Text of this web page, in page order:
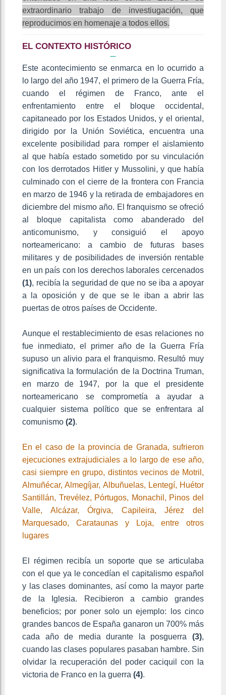
extraordinario trabajo de investiugación, que
reproducimos en homenaje a todos ellos.
EL CONTEXTO HISTÓRICO
Este acontecimiento se enmarca en lo ocurrido a
lo largo del año 1947, el primero de la Guerra Fría,
cuando el régimen de Franco, ante el
enfrentamiento entre el bloque occidental,
capitaneado por los Estados Unidos, y el oriental,
dirigido por la Unión Soviética, encuentra una
excelente posibilidad para romper el aislamiento
al que había estado sometido por su vinculación
con los derrotados Hitler y Mussolini, y que había
culminado con el cierre de la frontera con Francia
en marzo de 1946 y la retirada de embajadores en
diciembre del mismo año. El franquismo se ofreció
al bloque capitalista como abanderado del
anticomunismo, y consiguió el apoyo
norteamericano: a cambio de futuras bases
militares y de posibilidades de inversión rentable
en un país con los derechos laborales cercenados
(1), recibía la seguridad de que no se iba a apoyar
a la oposición y de que se le iban a abrir las
puertas de otros países de Occidente.
Aunque el restablecimiento de esas relaciones no
fue inmediato, el primer año de la Guerra Fría
supuso un alivio para el franquismo. Resultó muy
significativa la formulación de la Doctrina Truman,
en marzo de 1947, por la que el presidente
norteamericano se comprometía a ayudar a
cualquier sistema político que se enfrentara al
comunismo (2).
En el caso de la provincia de Granada, sufrieron
ejecuciones extrajudiciales a lo largo de ese año,
casi siempre en grupo, distintos vecinos de Motril,
Almuñécar, Almegíjar, Albuñuelas, Lentegí, Huétor
Santillán, Trevélez, Pórtugos, Monachil, Pinos del
Valle, Alcázar, Órgiva, Capileira, Jérez del
Marquesado, Carataunas y Loja, entre otros
lugares
El régimen recibía un soporte que se articulaba
con el que ya le concedían el capitalismo español
y las clases dominantes, así como la mayor parte
de la Iglesia. Recibieron a cambio grandes
beneficios; por poner solo un ejemplo: los cinco
grandes bancos de España ganaron un 700% más
cada año de media durante la posguerra (3),
cuando las clases populares pasaban hambre. Sin
olvidar la recuperación del poder caciquil con la
victoria de Franco en la guerra (4).